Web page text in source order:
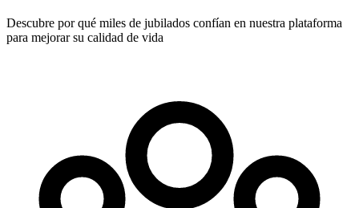
Descubre por qué miles de jubilados confían en nuestra plataforma
para mejorar su calidad de vida